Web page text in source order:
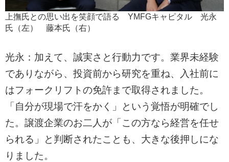
上撫氏との思い出を笑顔で語る YMFGキャピタル 光永
氏（左） 藤本氏（右）
光永：加えて、誠実さと行動力です。業界未経験
でありながら、投資前から研究を重ね、入社前に
はフォークリフトの免許まで取得されました。
「自分が現場で汗をかく」という覚悟が明確でし
た。譲渡企業のお二人が「この方なら経営を任せ
られる」と判断されたことも、大きな後押しにな
りました。